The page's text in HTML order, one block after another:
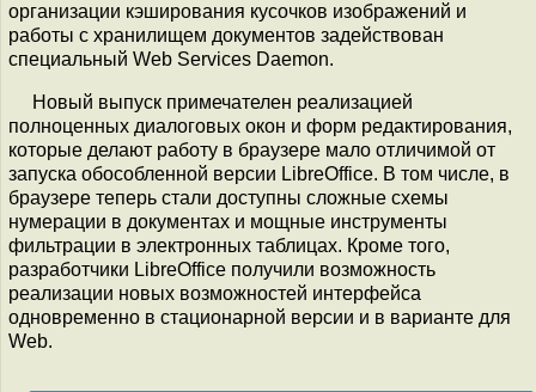
организации кэширования кусочков изображений и
работы с хранилищем документов задействован
специальный Web Services Daemon.
Новый выпуск примечателен реализацией
полноценных диалоговых окон и форм редактирования,
которые делают работу в браузере мало отличимой от
запуска обособленной версии LibreOffice. В том числе, в
браузере теперь стали доступны сложные схемы
нумерации в документах и мощные инструменты
фильтрации в электронных таблицах. Кроме того,
разработчики LibreOffice получили возможность
реализации новых возможностей интерфейса
одновременно в стационарной версии и в варианте для
Web.